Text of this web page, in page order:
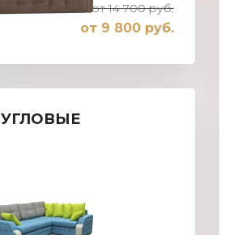
от 14 700 руб.
от 9 800 руб.
УГЛОВЫЕ